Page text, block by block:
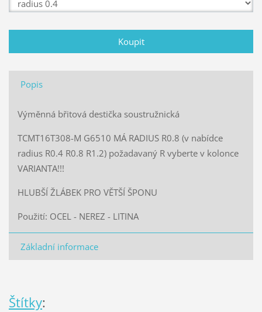
Popis
Výměnná břitová destička soustružnická
TCMT16T308-M G6510 MÁ RADIUS R0.8 (v nabídce
radius R0.4 R0.8 R1.2) požadavaný R vyberte v kolonce
VARIANTA!!!
HLUBŠÍ ŽLÁBEK PRO VĚTŠÍ ŠPONU
Použití: OCEL - NEREZ - LITINA
Základní informace
Štítky: